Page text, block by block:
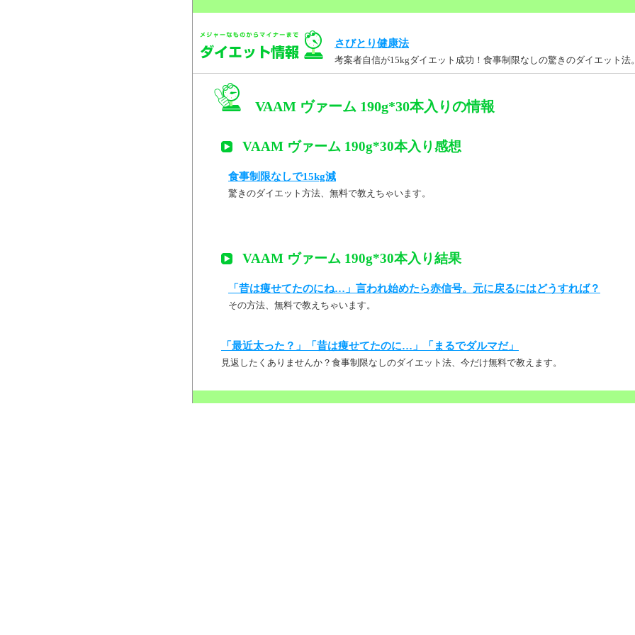
さびとり健康法
考案者自信が15kgダイエット成功！食事制限なしの驚きのダイエット法
VAAM ヴァーム 190g*30本入りの情報
VAAM ヴァーム 190g*30本入り感想
食事制限なしで15kg減
驚きのダイエット方法、無料で教えちゃいます。
VAAM ヴァーム 190g*30本入り結果
「昔は痩せてたのにね…」言われ始めたら赤信号。元に戻るにはどうすれば？
その方法、無料で教えちゃいます。
「最近太った？」「昔は痩せてたのに…」「まるでダルマだ」
見返したくありませんか？食事制限なしのダイエット法、今だけ無料で教えます。